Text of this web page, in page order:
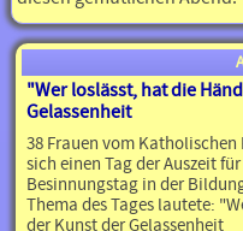
"Wer loslässt, hat die
Gelassenheit
38 Frauen vom
sich einen Tag der Auszeit
Besinnungstag in der
Thema des Tages lautete:
der Kunst der Gelassenheit